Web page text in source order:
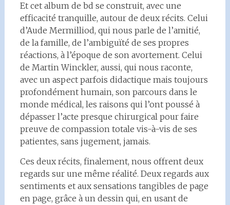
Et cet album de bd se construit, avec une
efficacité tranquille, autour de deux récits. Celui
d’Aude Mermilliod, qui nous parle de l’amitié,
de la famille, de l’ambiguïté de ses propres
réactions, à l’époque de son avortement. Celui
de Martin Winckler, aussi, qui nous raconte,
avec un aspect parfois didactique mais toujours
profondément humain, son parcours dans le
monde médical, les raisons qui l’ont poussé à
dépasser l’acte presque chirurgical pour faire
preuve de compassion totale vis-à-vis de ses
patientes, sans jugement, jamais.
Ces deux récits, finalement, nous offrent deux
regards sur une même réalité. Deux regards aux
sentiments et aux sensations tangibles de page
en page, grâce à un dessin qui, en usant de